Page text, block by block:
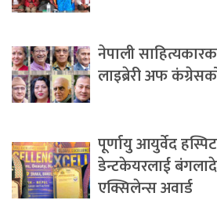
नेपाली
लाइब्रेरी अफ
पूर्णायु आयुर्वेद
डेन्टकेयरलाई
एक्सिलेन्स अवार्ड